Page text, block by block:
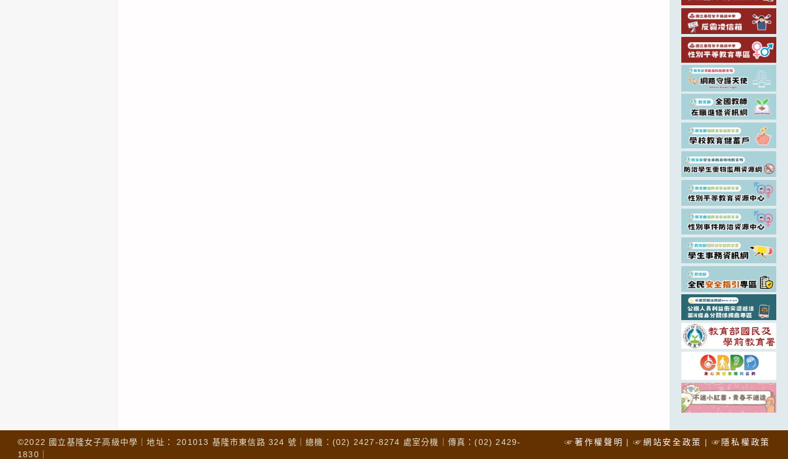
☞著作權聲明 ☞網站安全政策 ☞隱私權政策
©2022 國立基隆女子高級中學｜地址： 201013 基隆市東信路 324 號｜總機：(02) 2427-8274 處室分機｜傳真：(02) 2429-
1830｜